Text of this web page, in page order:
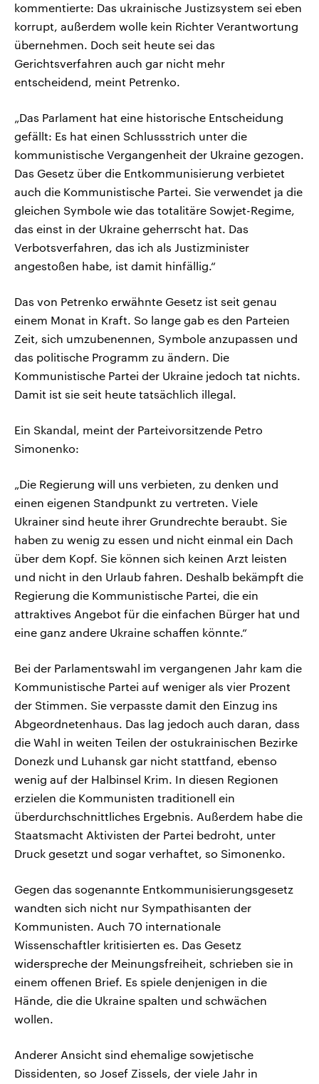
kommentierte: Das ukrainische Justizsystem sei eben
korrupt, außerdem wolle kein Richter Verantwortung
übernehmen. Doch seit heute sei das
Gerichtsverfahren auch gar nicht mehr
entscheidend, meint Petrenko.
„Das Parlament hat eine historische Entscheidung
gefällt: Es hat einen Schlussstrich unter die
kommunistische Vergangenheit der Ukraine gezogen.
Das Gesetz über die Entkommunisierung verbietet
auch die Kommunistische Partei. Sie verwendet ja die
gleichen Symbole wie das totalitäre Sowjet-Regime,
das einst in der Ukraine geherrscht hat. Das
Verbotsverfahren, das ich als Justizminister
angestoßen habe, ist damit hinfällig.“
Das von Petrenko erwähnte Gesetz ist seit genau
einem Monat in Kraft. So lange gab es den Parteien
Zeit, sich umzubenennen, Symbole anzupassen und
das politische Programm zu ändern. Die
Kommunistische Partei der Ukraine jedoch tat nichts.
Damit ist sie seit heute tatsächlich illegal.
Ein Skandal, meint der Parteivorsitzende Petro
Simonenko:
„Die Regierung will uns verbieten, zu denken und
einen eigenen Standpunkt zu vertreten. Viele
Ukrainer sind heute ihrer Grundrechte beraubt. Sie
haben zu wenig zu essen und nicht einmal ein Dach
über dem Kopf. Sie können sich keinen Arzt leisten
und nicht in den Urlaub fahren. Deshalb bekämpft die
Regierung die Kommunistische Partei, die ein
attraktives Angebot für die einfachen Bürger hat und
eine ganz andere Ukraine schaffen könnte.“
Bei der Parlamentswahl im vergangenen Jahr kam die
Kommunistische Partei auf weniger als vier Prozent
der Stimmen. Sie verpasste damit den Einzug ins
Abgeordnetenhaus. Das lag jedoch auch daran, dass
die Wahl in weiten Teilen der ostukrainischen Bezirke
Donezk und Luhansk gar nicht stattfand, ebenso
wenig auf der Halbinsel Krim. In diesen Regionen
erzielen die Kommunisten traditionell ein
überdurchschnittliches Ergebnis. Außerdem habe die
Staatsmacht Aktivisten der Partei bedroht, unter
Druck gesetzt und sogar verhaftet, so Simonenko.
Gegen das sogenannte Entkommunisierungsgesetz
wandten sich nicht nur Sympathisanten der
Kommunisten. Auch 70 internationale
Wissenschaftler kritisierten es. Das Gesetz
widerspreche der Meinungsfreiheit, schrieben sie in
einem offenen Brief. Es spiele denjenigen in die
Hände, die die Ukraine spalten und schwächen
wollen.
Anderer Ansicht sind ehemalige sowjetische
Dissidenten, so Josef Zissels, der viele Jahr in